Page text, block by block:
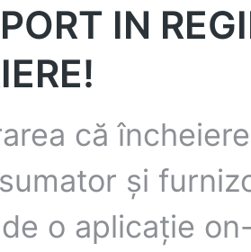
IN
că
şi
o aplicaţie